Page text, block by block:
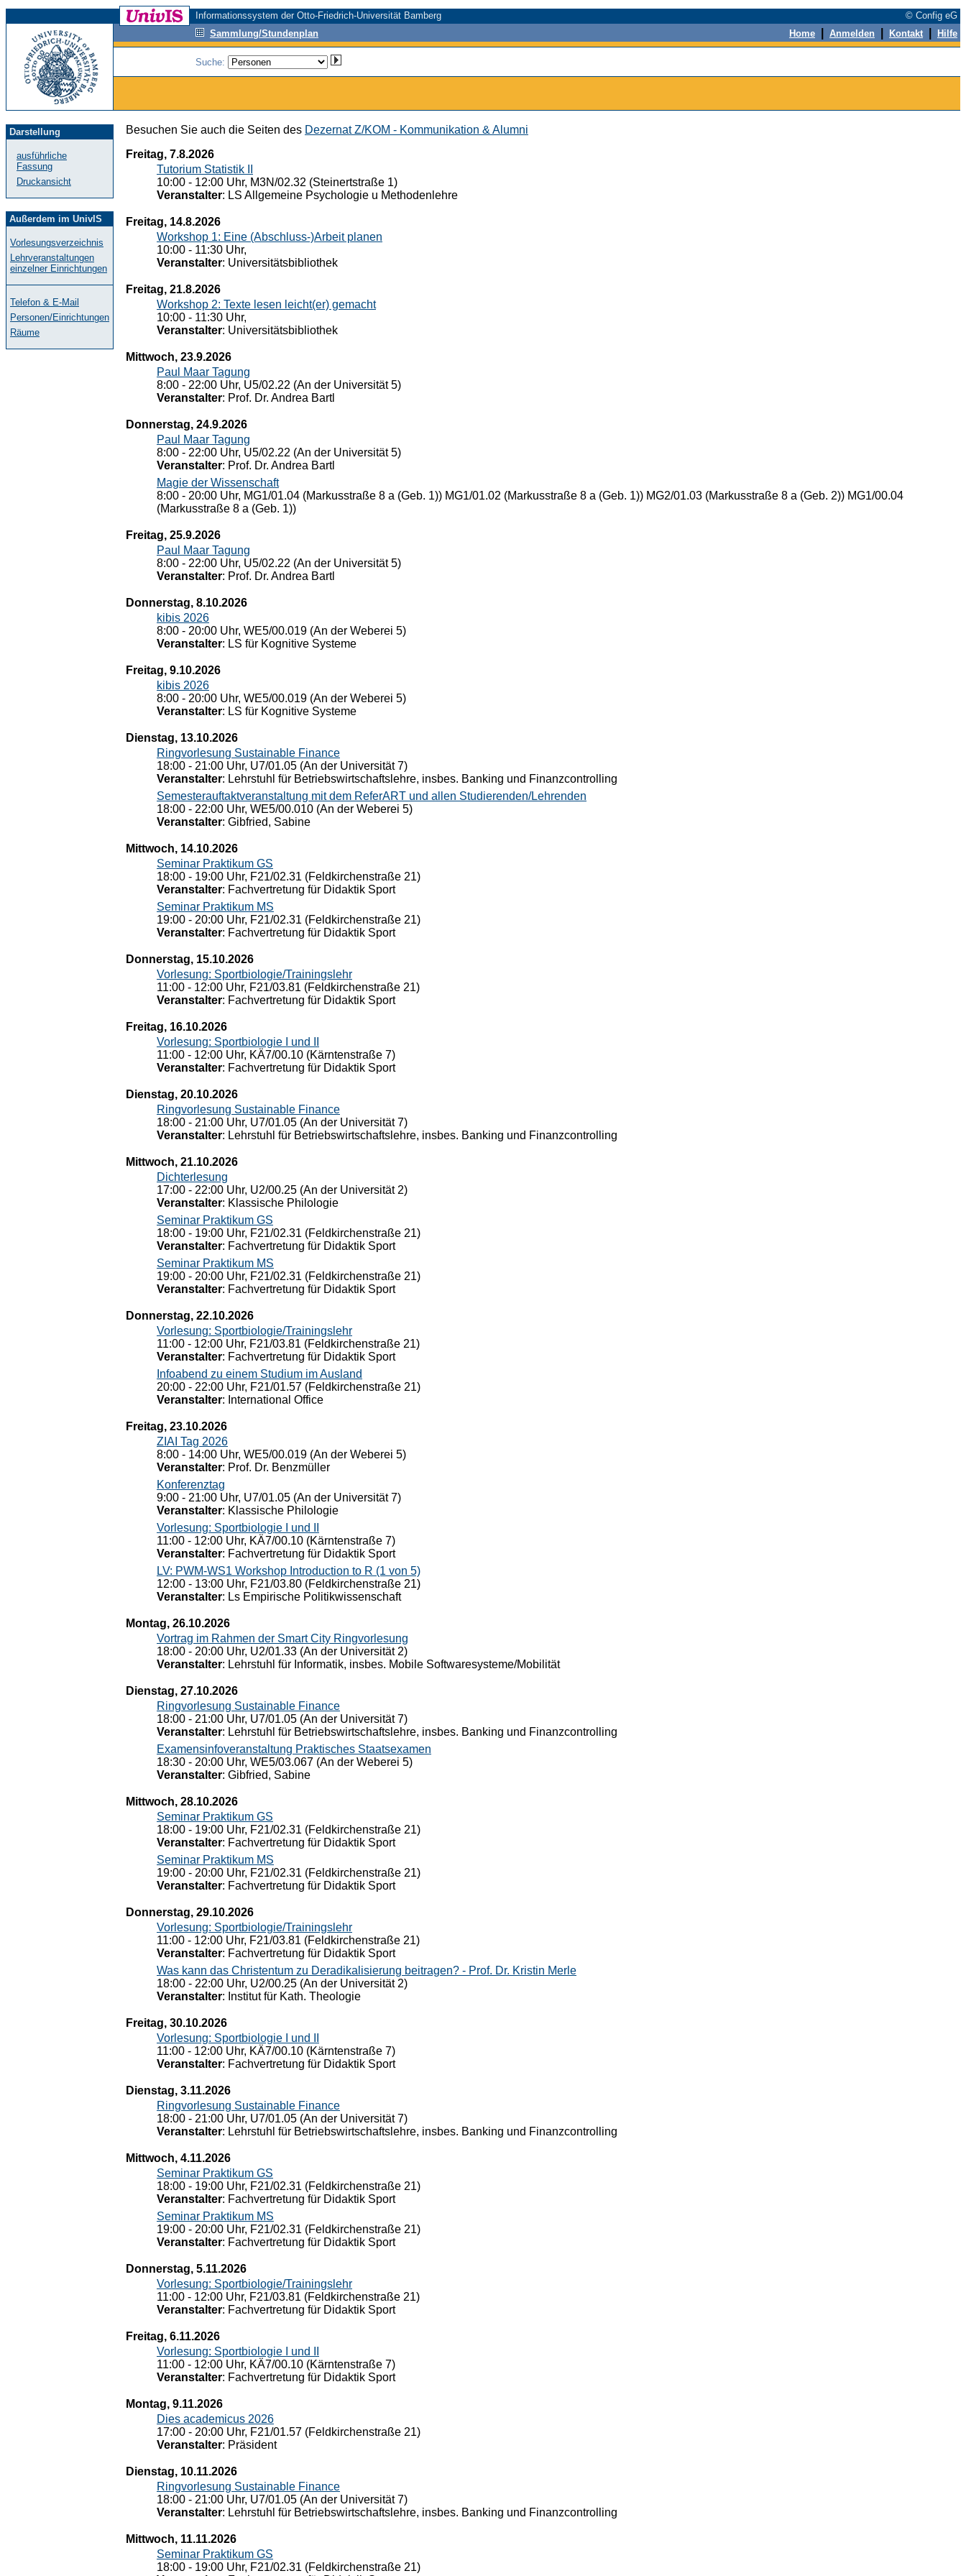
Informationssystem der Otto-Friedrich-Universität Bamberg
© Config eG
Sammlung/Stundenplan
Home Anmelden Kontakt Hilfe
Suche:
Darstellung
ausführliche
Fassung
Druckansicht
Außerdem im UnivIS
Vorlesungsverzeichnis
Lehrveranstaltungen
einzelner Einrichtungen
Telefon & E-Mail
Personen/Einrichtungen
Räume
Besuchen Sie auch die Seiten des Dezernat Z/KOM - Kommunikation & Alumni
Freitag, 7.8.2026
Tutorium Statistik II
10:00 - 12:00 Uhr, M3N/02.32 (Steinertstraße 1)
Veranstalter: LS Allgemeine Psychologie u Methodenlehre
Freitag, 14.8.2026
Workshop 1: Eine (Abschluss-)Arbeit planen
10:00 - 11:30 Uhr,
Veranstalter: Universitätsbibliothek
Freitag, 21.8.2026
Workshop 2: Texte lesen leicht(er) gemacht
10:00 - 11:30 Uhr,
Veranstalter: Universitätsbibliothek
Mittwoch, 23.9.2026
Paul Maar Tagung
8:00 - 22:00 Uhr, U5/02.22 (An der Universität 5)
Veranstalter: Prof. Dr. Andrea Bartl
Donnerstag, 24.9.2026
Paul Maar Tagung
8:00 - 22:00 Uhr, U5/02.22 (An der Universität 5)
Veranstalter: Prof. Dr. Andrea Bartl
Magie der Wissenschaft
8:00 - 20:00 Uhr, MG1/01.04 (Markusstraße 8 a (Geb. 1)) MG1/01.02 (Markusstraße 8 a (Geb. 1)) MG2/01.03 (Markusstraße 8 a (Geb. 2)) MG1/00.04
(Markusstraße 8 a (Geb. 1))
Freitag, 25.9.2026
Paul Maar Tagung
8:00 - 22:00 Uhr, U5/02.22 (An der Universität 5)
Veranstalter: Prof. Dr. Andrea Bartl
Donnerstag, 8.10.2026
kibis 2026
8:00 - 20:00 Uhr, WE5/00.019 (An der Weberei 5)
Veranstalter: LS für Kognitive Systeme
Freitag, 9.10.2026
kibis 2026
8:00 - 20:00 Uhr, WE5/00.019 (An der Weberei 5)
Veranstalter: LS für Kognitive Systeme
Dienstag, 13.10.2026
Ringvorlesung Sustainable Finance
18:00 - 21:00 Uhr, U7/01.05 (An der Universität 7)
Veranstalter: Lehrstuhl für Betriebswirtschaftslehre, insbes. Banking und Finanzcontrolling
Semesterauftaktveranstaltung mit dem ReferART und allen Studierenden/Lehrenden
18:00 - 22:00 Uhr, WE5/00.010 (An der Weberei 5)
Veranstalter: Gibfried, Sabine
Mittwoch, 14.10.2026
Seminar Praktikum GS
18:00 - 19:00 Uhr, F21/02.31 (Feldkirchenstraße 21)
Veranstalter: Fachvertretung für Didaktik Sport
Seminar Praktikum MS
19:00 - 20:00 Uhr, F21/02.31 (Feldkirchenstraße 21)
Veranstalter: Fachvertretung für Didaktik Sport
Donnerstag, 15.10.2026
Vorlesung: Sportbiologie/Trainingslehr
11:00 - 12:00 Uhr, F21/03.81 (Feldkirchenstraße 21)
Veranstalter: Fachvertretung für Didaktik Sport
Freitag, 16.10.2026
Vorlesung: Sportbiologie I und II
11:00 - 12:00 Uhr, KÄ7/00.10 (Kärntenstraße 7)
Veranstalter: Fachvertretung für Didaktik Sport
Dienstag, 20.10.2026
Ringvorlesung Sustainable Finance
18:00 - 21:00 Uhr, U7/01.05 (An der Universität 7)
Veranstalter: Lehrstuhl für Betriebswirtschaftslehre, insbes. Banking und Finanzcontrolling
Mittwoch, 21.10.2026
Dichterlesung
17:00 - 22:00 Uhr, U2/00.25 (An der Universität 2)
Veranstalter: Klassische Philologie
Seminar Praktikum GS
18:00 - 19:00 Uhr, F21/02.31 (Feldkirchenstraße 21)
Veranstalter: Fachvertretung für Didaktik Sport
Seminar Praktikum MS
19:00 - 20:00 Uhr, F21/02.31 (Feldkirchenstraße 21)
Veranstalter: Fachvertretung für Didaktik Sport
Donnerstag, 22.10.2026
Vorlesung: Sportbiologie/Trainingslehr
11:00 - 12:00 Uhr, F21/03.81 (Feldkirchenstraße 21)
Veranstalter: Fachvertretung für Didaktik Sport
Infoabend zu einem Studium im Ausland
20:00 - 22:00 Uhr, F21/01.57 (Feldkirchenstraße 21)
Veranstalter: International Office
Freitag, 23.10.2026
ZIAI Tag 2026
8:00 - 14:00 Uhr, WE5/00.019 (An der Weberei 5)
Veranstalter: Prof. Dr. Benzmüller
Konferenztag
9:00 - 21:00 Uhr, U7/01.05 (An der Universität 7)
Veranstalter: Klassische Philologie
Vorlesung: Sportbiologie I und II
11:00 - 12:00 Uhr, KÄ7/00.10 (Kärntenstraße 7)
Veranstalter: Fachvertretung für Didaktik Sport
LV: PWM-WS1 Workshop Introduction to R (1 von 5)
12:00 - 13:00 Uhr, F21/03.80 (Feldkirchenstraße 21)
Veranstalter: Ls Empirische Politikwissenschaft
Montag, 26.10.2026
Vortrag im Rahmen der Smart City Ringvorlesung
18:00 - 20:00 Uhr, U2/01.33 (An der Universität 2)
Veranstalter: Lehrstuhl für Informatik, insbes. Mobile Softwaresysteme/Mobilität
Dienstag, 27.10.2026
Ringvorlesung Sustainable Finance
18:00 - 21:00 Uhr, U7/01.05 (An der Universität 7)
Veranstalter: Lehrstuhl für Betriebswirtschaftslehre, insbes. Banking und Finanzcontrolling
Examensinfoveranstaltung Praktisches Staatsexamen
18:30 - 20:00 Uhr, WE5/03.067 (An der Weberei 5)
Veranstalter: Gibfried, Sabine
Mittwoch, 28.10.2026
Seminar Praktikum GS
18:00 - 19:00 Uhr, F21/02.31 (Feldkirchenstraße 21)
Veranstalter: Fachvertretung für Didaktik Sport
Seminar Praktikum MS
19:00 - 20:00 Uhr, F21/02.31 (Feldkirchenstraße 21)
Veranstalter: Fachvertretung für Didaktik Sport
Donnerstag, 29.10.2026
Vorlesung: Sportbiologie/Trainingslehr
11:00 - 12:00 Uhr, F21/03.81 (Feldkirchenstraße 21)
Veranstalter: Fachvertretung für Didaktik Sport
Was kann das Christentum zu Deradikalisierung beitragen? - Prof. Dr. Kristin Merle
18:00 - 22:00 Uhr, U2/00.25 (An der Universität 2)
Veranstalter: Institut für Kath. Theologie
Freitag, 30.10.2026
Vorlesung: Sportbiologie I und II
11:00 - 12:00 Uhr, KÄ7/00.10 (Kärntenstraße 7)
Veranstalter: Fachvertretung für Didaktik Sport
Dienstag, 3.11.2026
Ringvorlesung Sustainable Finance
18:00 - 21:00 Uhr, U7/01.05 (An der Universität 7)
Veranstalter: Lehrstuhl für Betriebswirtschaftslehre, insbes. Banking und Finanzcontrolling
Mittwoch, 4.11.2026
Seminar Praktikum GS
18:00 - 19:00 Uhr, F21/02.31 (Feldkirchenstraße 21)
Veranstalter: Fachvertretung für Didaktik Sport
Seminar Praktikum MS
19:00 - 20:00 Uhr, F21/02.31 (Feldkirchenstraße 21)
Veranstalter: Fachvertretung für Didaktik Sport
Donnerstag, 5.11.2026
Vorlesung: Sportbiologie/Trainingslehr
11:00 - 12:00 Uhr, F21/03.81 (Feldkirchenstraße 21)
Veranstalter: Fachvertretung für Didaktik Sport
Freitag, 6.11.2026
Vorlesung: Sportbiologie I und II
11:00 - 12:00 Uhr, KÄ7/00.10 (Kärntenstraße 7)
Veranstalter: Fachvertretung für Didaktik Sport
Montag, 9.11.2026
Dies academicus 2026
17:00 - 20:00 Uhr, F21/01.57 (Feldkirchenstraße 21)
Veranstalter: Präsident
Dienstag, 10.11.2026
Ringvorlesung Sustainable Finance
18:00 - 21:00 Uhr, U7/01.05 (An der Universität 7)
Veranstalter: Lehrstuhl für Betriebswirtschaftslehre, insbes. Banking und Finanzcontrolling
Mittwoch, 11.11.2026
Seminar Praktikum GS
18:00 - 19:00 Uhr, F21/02.31 (Feldkirchenstraße 21)